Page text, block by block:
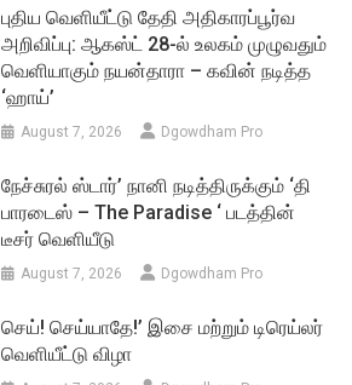
புதிய வெளியீட்டு தேதி அதிகாரப்பூர்வ
அறிவிப்பு: ஆகஸ்ட் 28-ல் உலகம் முழுவதும்
வெளியாகும் நயன்தாரா – கவின் நடித்த
‘ஹாய்’
August 7, 2026 Dgowdham Pro
நேச்சுரல் ஸ்டார்’ நானி நடித்திருக்கும் ‘தி
பாரடைஸ் – The Paradise ‘ படத்தின்
டீசர் வெளியீடு
August 7, 2026 Dgowdham Pro
செய்! செய்யாதே!’ இசை மற்றும் டிரெய்லர்
வெளியீட்டு விழா